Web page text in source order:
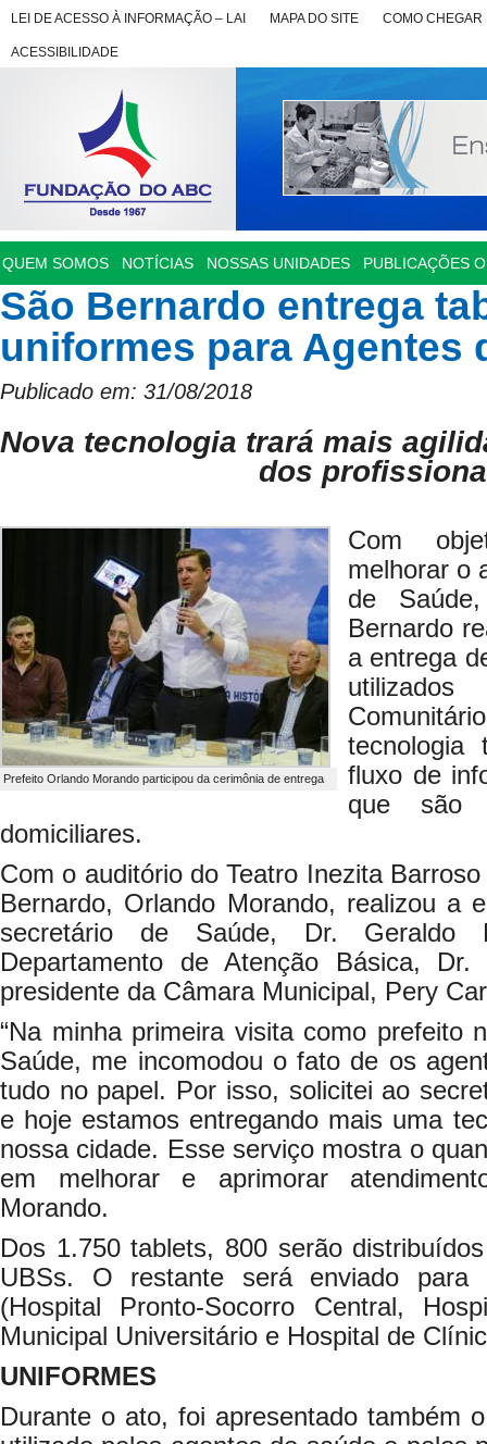
LEI DE ACESSO À INFORMAÇÃO – LAI MAPA DO SITE COMO CHEGAR
ACESSIBILIDADE
QUEM SOMOS NOTÍCIAS NOSSAS UNIDADES PUBLICAÇÕES
São Bernardo entrega
uniformes para Agentes
Publicado em: 31/08/2018
Nova tecnologia trará mais
dos
Prefeito Orlando Morando participou da cerimônia de entrega
Com
melhorar o
de
Bernardo
a entrega
tecnologia
fluxo de
que são
domiciliares.
Com o auditório do Teatro Inezita
Bernardo, Orlando Morando, realizou a
secretário de Saúde, Dr. Geraldo
Departamento de Atenção Básica,
presidente da Câmara Municipal, Pery
“Na minha primeira visita como prefeito
Saúde, me incomodou o fato de os
tudo no papel. Por isso, solicitei ao
e hoje estamos entregando mais uma
nossa cidade. Esse serviço mostra o
em melhorar e aprimorar
Morando.
Dos 1.750 tablets, 800 serão
UBSs. O restante será enviado para
(Hospital Pronto-Socorro Central,
Municipal Universitário e Hospital de
UNIFORMES
Durante o ato, foi apresentado também